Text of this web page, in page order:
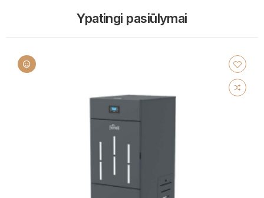
Ypatingi pasiūlymai